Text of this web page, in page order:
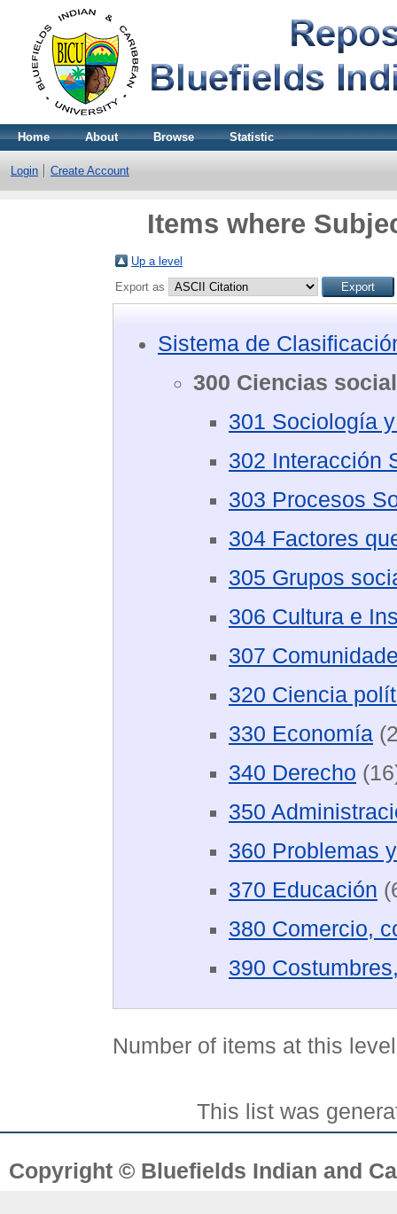
Home About Browse Statistic
Login Create Account
Items where
Up a level
Export as
Sistema de
300 Ciencias
301 Sociología
302 Interacción
303 Procesos
304 Factores
305 Grupos
306 Cultura e
307
320 Ciencia
330 Economía
340 Derecho
350
360 Problemas
370 Educación
380 Comercio,
390
Number of items at this
This list was
Copyright © Bluefields Indian and